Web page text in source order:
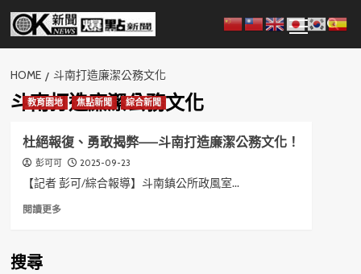
Skip
content
Menu
HOME 斗南打造廉潔公務文化
斗南打造廉潔公務文化
教育園地 焦點新聞 綜合新聞
杜絕報復、勇敢揭弊——斗南打造廉潔公務文化！
彭可可 2025-09-23
【記者 彭可/綜合報導】斗南鎮公所政風室...
閱讀更多Read
搜尋